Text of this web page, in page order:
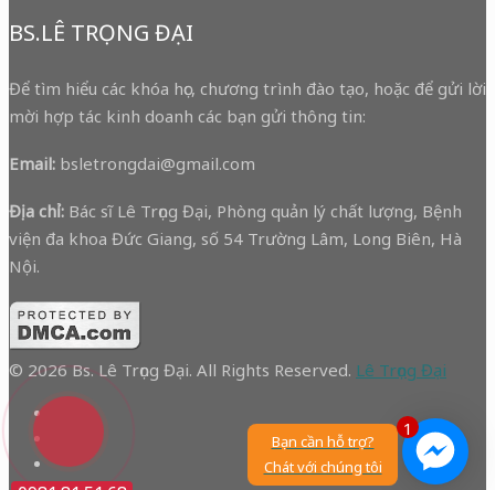
BS.LÊ TRỌNG ĐẠI
Để tìm hiểu các khóa học, chương trình đào tạo, hoặc để gửi lời
mời hợp tác kinh doanh các bạn gửi thông tin:
Email: bsletrongdai@gmail.com
Địa chỉ: Bác sĩ Lê Trọng Đại, Phòng quản lý chất lượng, Bệnh
viện đa khoa Đức Giang, số 54 Trường Lâm, Long Biên, Hà
Nội.
© 2026 Bs. Lê Trọng Đại. All Rights Reserved. Lê Trọng Đại
1
Bạn cần hỗ trợ?
Chát với chúng tôi